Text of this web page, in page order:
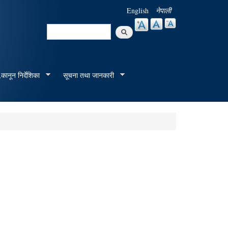
English नेपाली
Search
निर्देशिका
सूचना तथा जानकारी